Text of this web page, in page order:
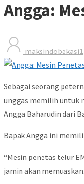
Angga:
maksindobekasi1
Sebagai seorang
unggas memilih untuk
Angga Baharudin dari
Bapak Angga ini
“Mesin penetas telur
jamin akan memuaskan.